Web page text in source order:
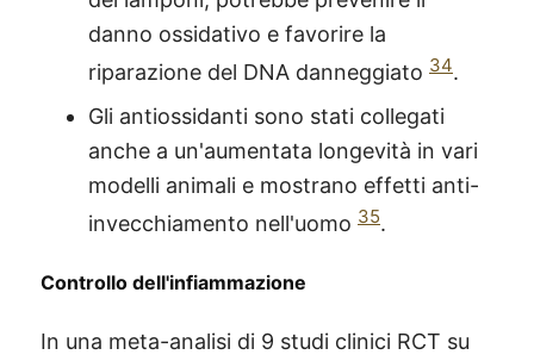
danno ossidativo e favorire la
riparazione del DNA danneggiato 34.
Gli antiossidanti sono stati collegati
anche a un'aumentata longevità in vari
modelli animali e mostrano effetti anti-
invecchiamento nell'uomo 35.
Controllo dell'infiammazione
In una meta-analisi di 9 studi clinici RCT su